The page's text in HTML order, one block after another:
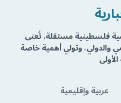
فلسطينية مستقلة، تُعنى
والدولي، وتولي أهمية خاصة
عربية وإقليمية